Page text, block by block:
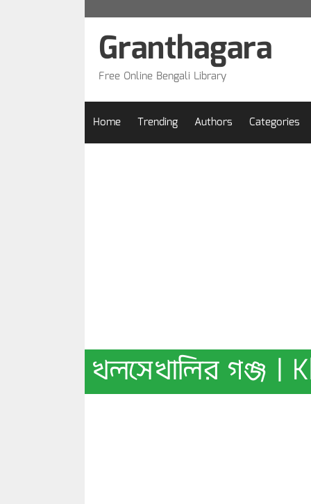
Granthagara
Free Online Bengali Library
Home Trending Authors Categories
খলসেখালির গঞ্জ |